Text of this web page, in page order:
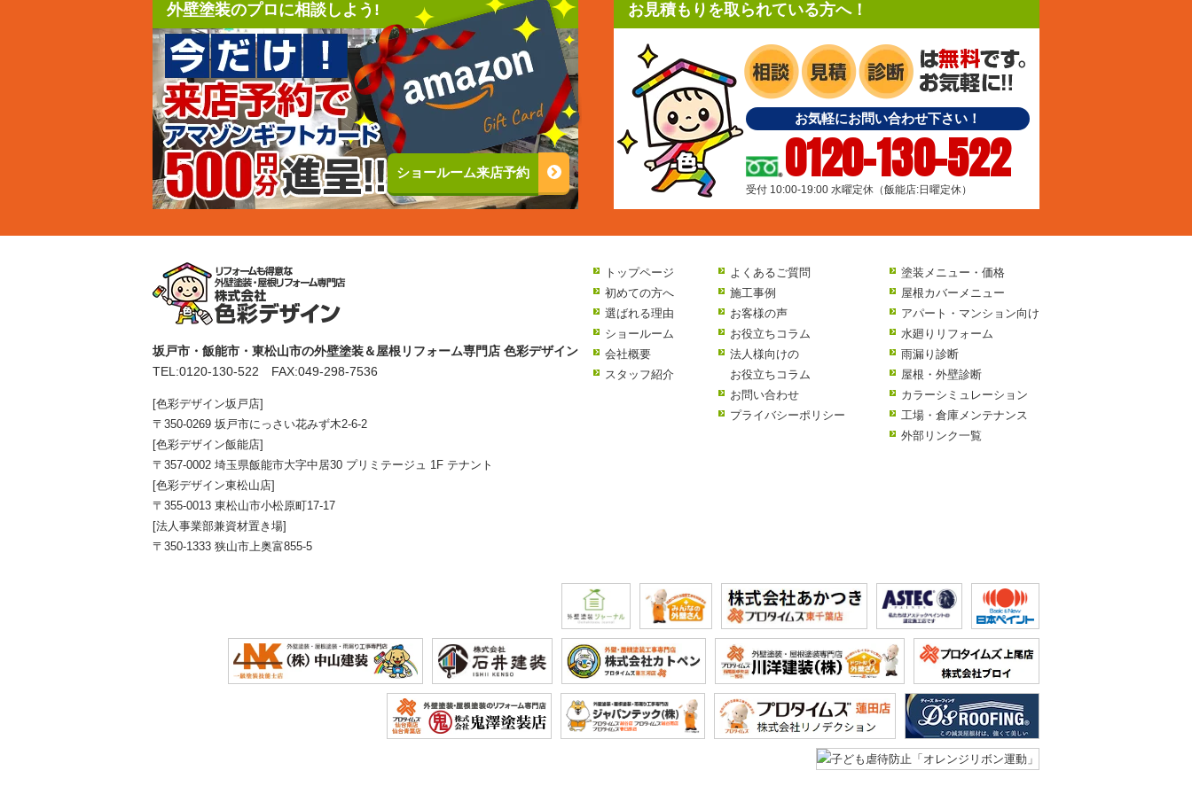
外壁塗装のプロに相談しよう!
ショールーム来店予約
お見積もりを取られている方へ！
お気軽にお問い合わせ下さい！
0120-130-522
受付 10:00-19:00 水曜定休（飯能店:日曜定休）
坂戸市・飯能市・東松山市の外壁塗装＆屋根リフォーム専門店 色彩デザイン
TEL:0120-130-522 FAX:049-298-7536
[色彩デザイン坂戸店]
〒350-0269 坂戸市にっさい花みず木2-6-2
[色彩デザイン飯能店]
〒357-0002 埼玉県飯能市大字中居30 プリミテージュ 1F テナント
[色彩デザイン東松山店]
〒355-0013 東松山市小松原町17-17
[法人事業部兼資材置き場]
〒350-1333 狭山市上奥富855-5
トップページ
初めての方へ
選ばれる理由
ショールーム
会社概要
スタッフ紹介
よくあるご質問
施工事例
お客様の声
お役立ちコラム
法人様向けの
お役立ちコラム
お問い合わせ
プライバシーポリシー
塗装メニュー・価格
屋根カバーメニュー
アパート・マンション向け
水廻りリフォーム
雨漏り診断
屋根・外壁診断
カラーシミュレーション
工場・倉庫メンテナンス
外部リンク一覧